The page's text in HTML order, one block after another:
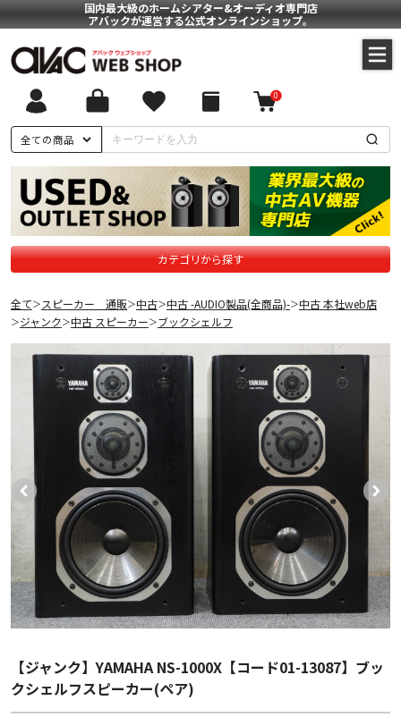
国内最大級のホームシアター&オーディオ専門店
アバックが運営する公式オンラインショップ。
全ての商品
0
カテゴリから探す
全て＞ スピーカー 通販＞中古＞中古 -AUDIO製品(全商品)-＞中古 本社web店
＞ジャンク＞中古 スピーカー＞ブックシェルフ
【ジャンク】YAMAHA NS-1000X【コード01-13087】ブッ
クシェルフスピーカー(ペア)